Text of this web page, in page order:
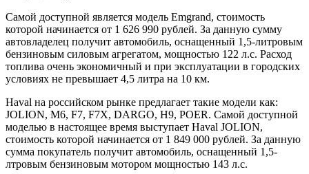
Самой доступной является модель Emgrand, стоимость
которой начинается от 1 626 990 рублей. За данную сумму
автовладелец получит автомобиль, оснащенный 1,5-литровым
бензиновым силовым агрегатом, мощностью 122 л.с. Расход
топлива очень экономичный и при эксплуатации в городских
условиях не превышает 4,5 литра на 10 км.
Haval на российском рынке предлагает такие модели как:
JOLION, M6, F7, F7X, DARGO, H9, POER. Самой доступной
моделью в настоящее время выступает Haval JOLION,
стоимость которой начинается от 1 849 000 рублей. За данную
сумма покупатель получит автомобиль, оснащенный 1,5-
лтровым бензиновым мотором мощностью 143 л.с.